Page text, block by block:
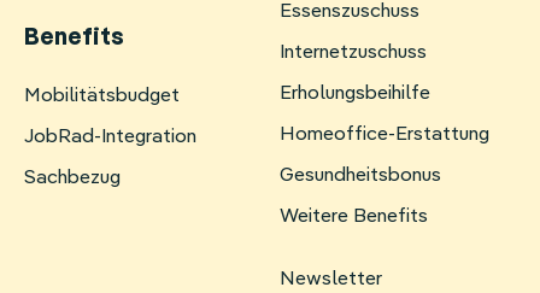
Benefits
Navigation
überspringen
Mobilitätsbudget
JobRad-Integration
Sachbezug
Essenszuschuss
Internetzuschuss
Erholungsbeihilfe
Homeoffice-Erstattung
Gesundheitsbonus
Weitere Benefits
Newsletter